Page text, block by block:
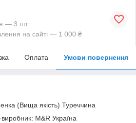
— 3 шт.
на сайті — 1 000 ₴
Оплата Умови повернення
(Вища якість) Туреччина
виробник: M&R Україна